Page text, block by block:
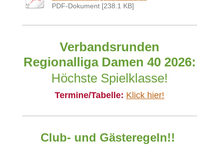
PDF-Dokument [238.1 KB]
Verbandsrunden
Regionalliga Damen 40 2026:
Höchste Spielklasse!
Termine/Tabelle: K lick hier!
Club- und Gästeregeln!!